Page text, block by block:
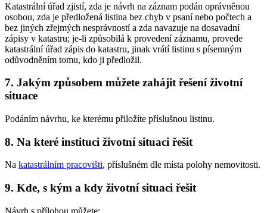
Katastrální úřad zjistí, zda je návrh na záznam podán oprávněnou
osobou, zda je předložená listina bez chyb v psaní nebo počtech a
bez jiných zřejmých nesprávností a zda navazuje na dosavadní
zápisy v katastru; je-li způsobilá k provedení záznamu, provede
katastrální úřad zápis do katastru, jinak vrátí listinu s písemným
odůvodněním tomu, kdo ji předložil.
7. Jakým způsobem můžete zahájit řešení životní
situace
Podáním návrhu, ke kterému přiložíte příslušnou listinu.
8. Na které instituci životní situaci řešit
Na katastrálním pracovišti, příslušném dle místa polohy nemovitosti.
9. Kde, s kým a kdy životní situaci řešit
Návrh s přílohou můžete: